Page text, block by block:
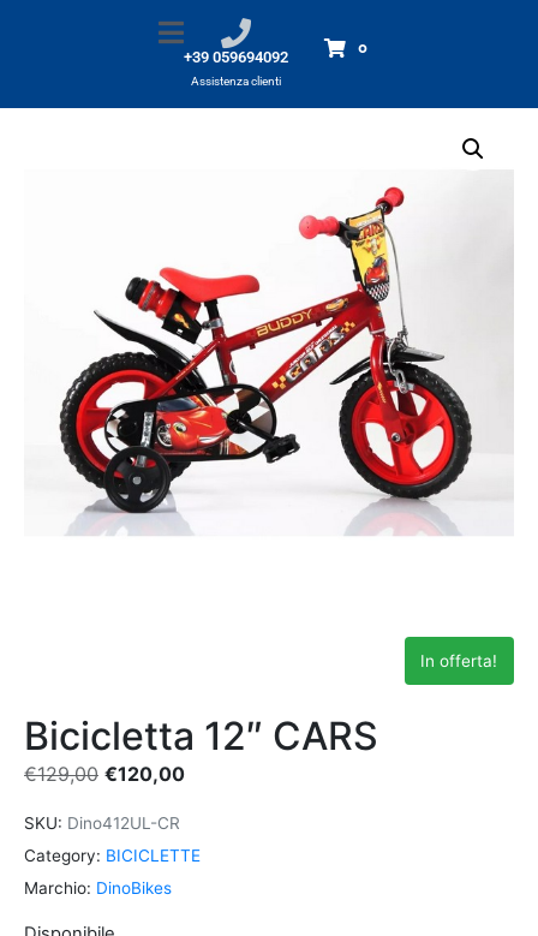
+39 059694092
Assistenza clienti
0
Prodotti Bicicletta 12" CARS
In offerta!
Bicicletta 12″ CARS
€129,00 €120,00
SKU: Dino412UL-CR
Category: BICICLETTE
Marchio: DinoBikes